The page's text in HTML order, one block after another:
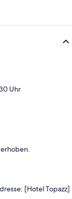
Uhr
[Hotel Topazz]